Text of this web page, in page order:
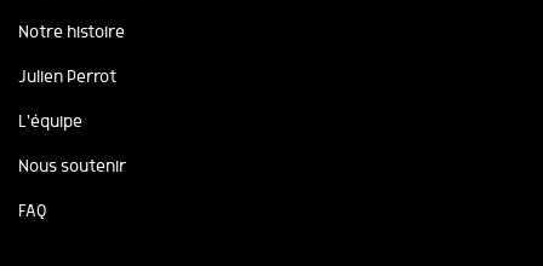
Notre histoire
Julien Perrot
L'équipe
Nous soutenir
FAQ